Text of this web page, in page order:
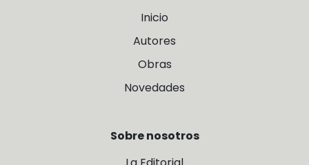
Inicio
Autores
Obras
Novedades
Sobre nosotros